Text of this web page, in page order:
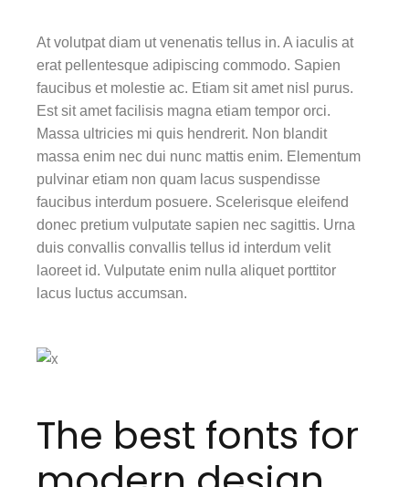
At volutpat diam ut venenatis tellus in. A iaculis at
erat pellentesque adipiscing commodo. Sapien
faucibus et molestie ac. Etiam sit amet nisl purus.
Est sit amet facilisis magna etiam tempor orci.
Massa ultricies mi quis hendrerit. Non blandit
massa enim nec dui nunc mattis enim. Elementum
pulvinar etiam non quam lacus suspendisse
faucibus interdum posuere. Scelerisque eleifend
donec pretium vulputate sapien nec sagittis. Urna
duis convallis convallis tellus id interdum velit
laoreet id. Vulputate enim nulla aliquet porttitor
lacus luctus accumsan.
The best fonts for